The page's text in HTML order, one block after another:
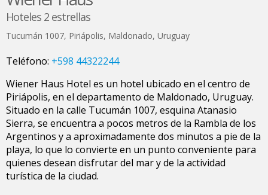
Hoteles 2 estrellas
Tucumán 1007, Piriápolis, Maldonado, Uruguay
Teléfono: +598 44322244
Wiener Haus Hotel es un hotel ubicado en el centro de
Piriápolis, en el departamento de Maldonado, Uruguay.
Situado en la calle Tucumán 1007, esquina Atanasio
Sierra, se encuentra a pocos metros de la Rambla de los
Argentinos y a aproximadamente dos minutos a pie de la
playa, lo que lo convierte en un punto conveniente para
quienes desean disfrutar del mar y de la actividad
turística de la ciudad.